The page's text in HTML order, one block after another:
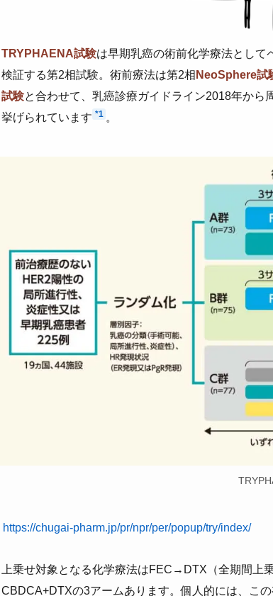
TRYPHAENA試験は早期乳癌の術前化学療法として
検証する第2相試験。術前療法は第2相 NeoSphere試
試験と合わせて、乳癌診療ガイドライン2018年から
挙げられています *1 。
https://chugai-pharm.jp/pr/npr/per/popup/try/index/
上乗せ対象となる化学療法はFEC→DTX（全期間上
CBDCA+DTXの3アームあります。個人的には、こ